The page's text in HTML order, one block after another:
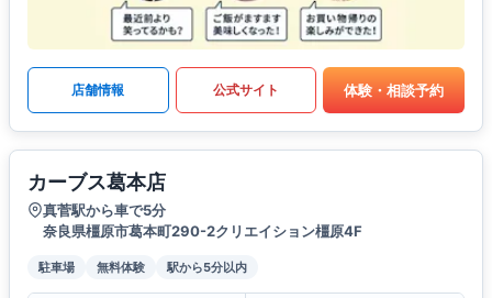
店舗情報 公式サイト 体験・相談予約
カーブス葛本店
真菅駅から車で5分
奈良県橿原市葛本町290-2クリエイション橿原4F
駐車場 無料体験 駅から5分以内